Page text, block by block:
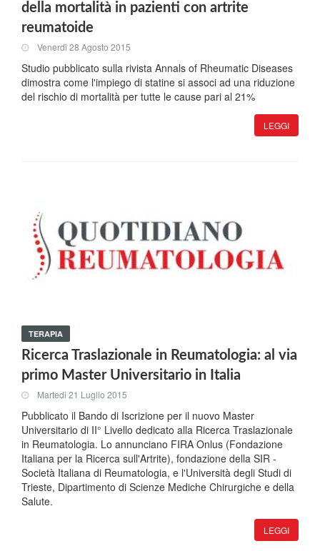
della mortalità in pazienti con artrite
reumatoide
Venerdi 28 Agosto 2015
Studio pubblicato sulla rivista Annals of Rheumatic Diseases
dimostra come l'impiego di statine si associ ad una riduzione
del rischio di mortalità per tutte le cause pari al 21%
LEGGI
TERAPIA
Ricerca Traslazionale in Reumatologia: al via
primo Master Universitario in Italia
Martedi 21 Luglio 2015
Pubblicato il Bando di Iscrizione per il nuovo Master
Universitario di II° Livello dedicato alla Ricerca Traslazionale
in Reumatologia. Lo annunciano FIRA Onlus (Fondazione
Italiana per la Ricerca sull'Artrite), fondazione della SIR -
Società Italiana di Reumatologia, e l'Università degli Studi di
Trieste, Dipartimento di Scienze Mediche Chirurgiche e della
Salute.
LEGGI